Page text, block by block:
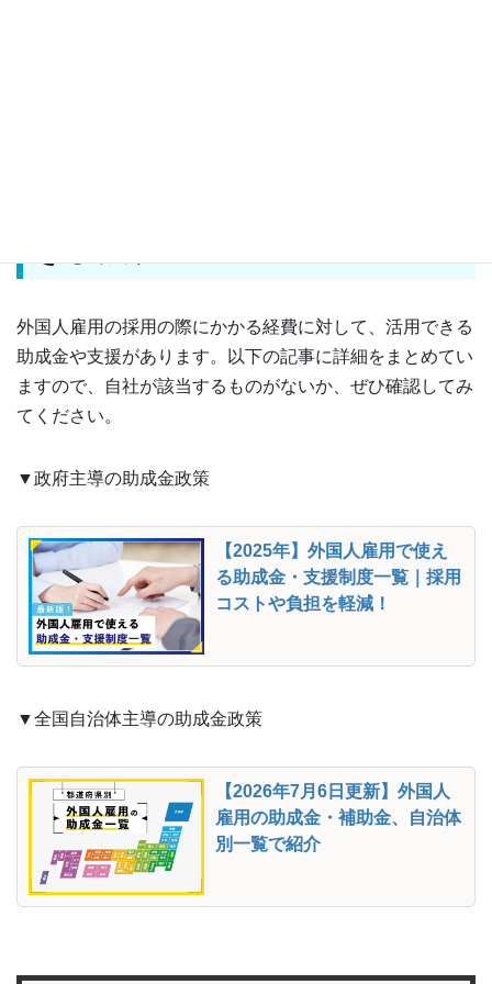
外国人雇用の採用の際にかかる経費に対して、活用できる
助成金や支援があります。以下の記事に詳細をまとめてい
ますので、自社が該当するものがないか、ぜひ確認してみ
てください。
▼政府主導の助成金政策
【2025年】外国人雇用で使え
る助成金・支援制度一覧｜採用
コストや負担を軽減！
▼全国自治体主導の助成金政策
【2026年7月6日更新】外国人
雇用の助成金・補助金、自治体
別一覧で紹介